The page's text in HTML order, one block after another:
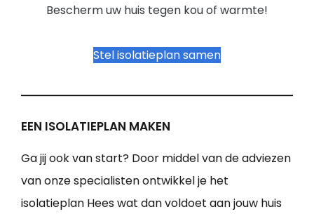
Bescherm uw huis tegen kou of warmte!
Stel isolatieplan samen
EEN ISOLATIEPLAN MAKEN
Ga jij ook van start? Door middel van de adviezen
van onze specialisten ontwikkel je het
isolatieplan Hees wat dan voldoet aan jouw huis